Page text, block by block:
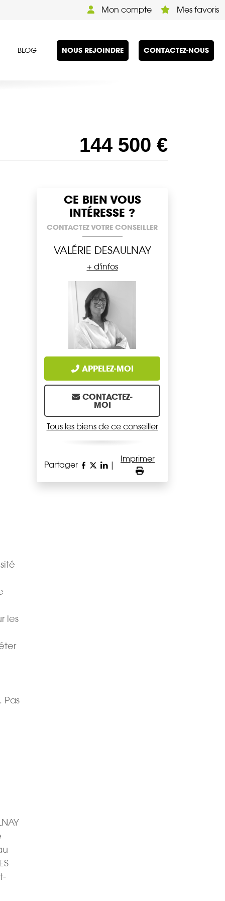
Mon compte Mes favoris
BLOG NOUS REJOINDRE CONTACTEZ-NOUS
144 500 €
CE BIEN VOUS
INTÉRESSE ?
CONTACTEZ VOTRE CONSEILLER
VALÉRIE DESAULNAY
+ d'infos
APPELEZ-MOI
CONTACTEZ-
MOI
Tous les biens de ce conseiller
Partager
Imprimer
les
Pas